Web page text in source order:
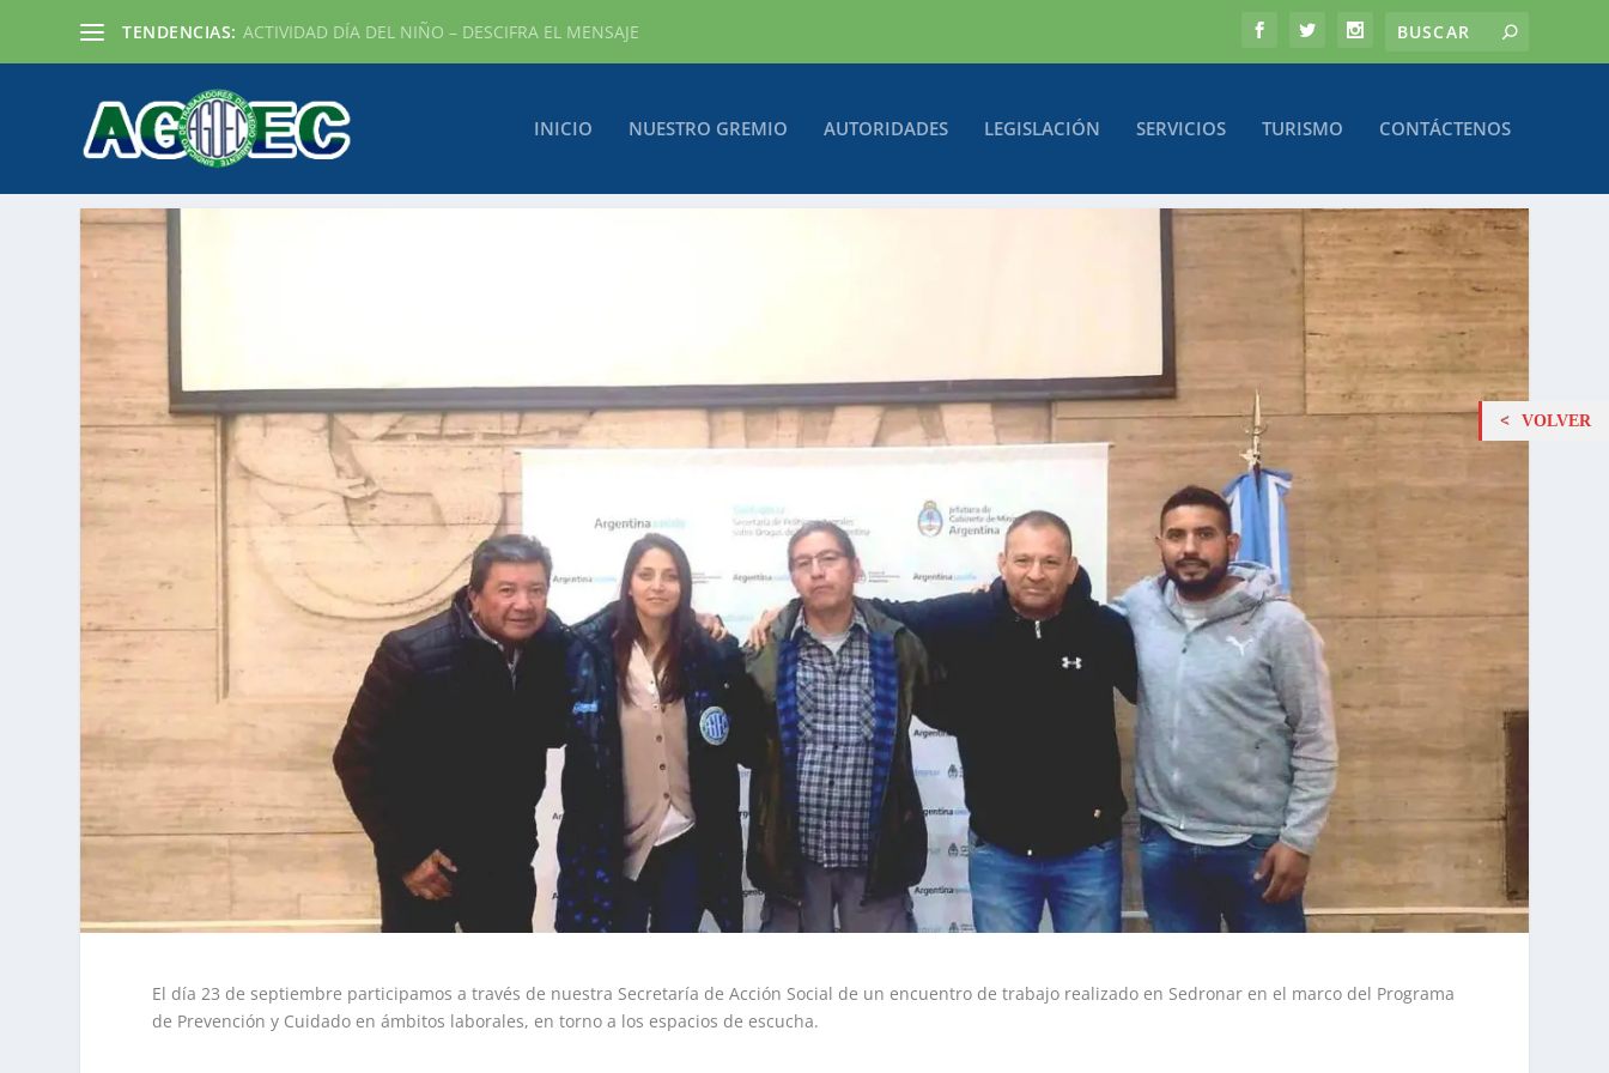
TENDENCIAS: ACTIVIDAD DÍA DEL NIÑO – DESCIFRA EL MENSAJE
INICIO NUESTRO GREMIO AUTORIDADES LEGISLACIÓN SERVICIOS TURISMO CONTÁCTENOS
El día 23 de septiembre participamos a través de nuestra Secretaría de Acción Social de un encuentro de trabajo realizado en Sedronar en el marco del Programa
de Prevención y Cuidado en ámbitos laborales, en torno a los espacios de escucha.
VOLVER